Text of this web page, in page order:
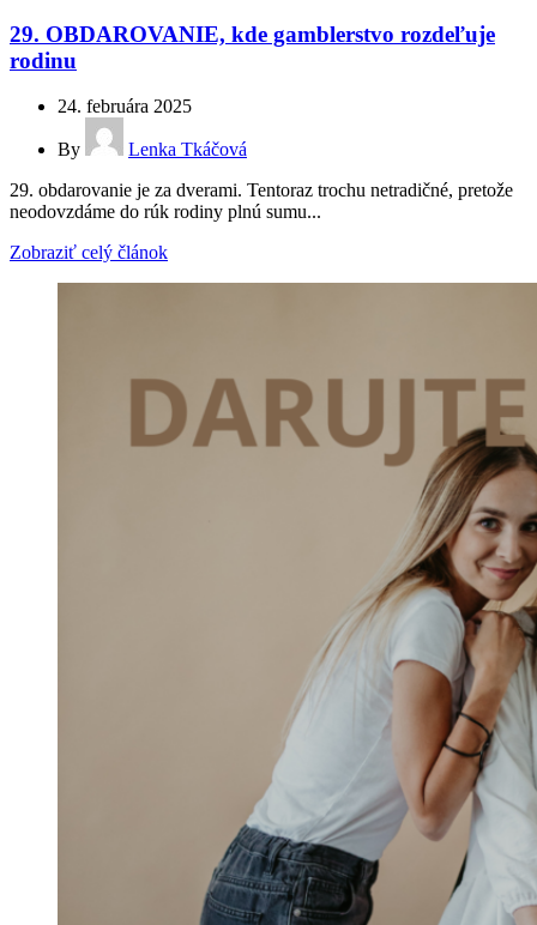
29. OBDAROVANIE, kde gamblerstvo rozdeľuje
rodinu
24. februára 2025
By
Lenka Tkáčová
29. obdarovanie je za dverami. Tentoraz trochu netradičné, pretože
neodovzdáme do rúk rodiny plnú sumu...
Zobraziť celý článok